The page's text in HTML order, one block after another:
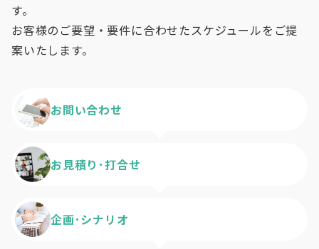
す。
お客様のご要望・要件に合わせたスケジュールをご提
案いたします。
お問い合わせ
お見積り･打合せ
企画･シナリオ